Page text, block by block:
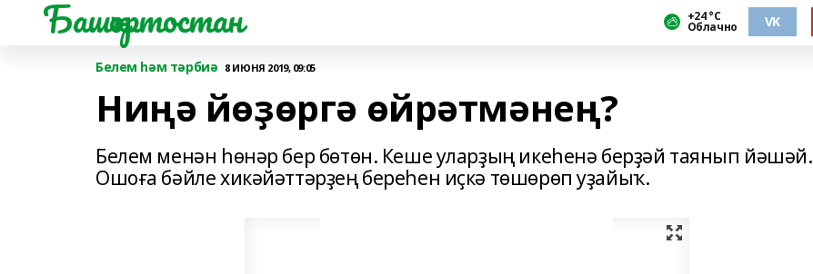
Башҡортостан +24 °С
Облачно VK
Белем һәм тәрбиә 8 ИЮНЯ 2019, 09:05
Ниңә йөҙөргә өйрәтмәнең?
Белем менән һөнәр бер бөтөн. Кеше уларҙың икеһенә берҙәй таянып йәшәй.
Ошоға бәйле хикәйәттәрҙең береһен иҫкә төшөрөп уҙайыҡ.